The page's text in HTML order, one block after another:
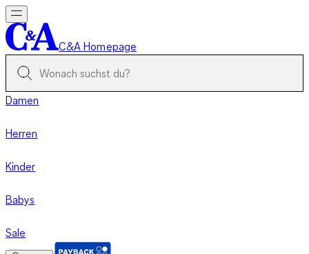
C&A Homepage
Damen
Herren
Kinder
Babys
Sale